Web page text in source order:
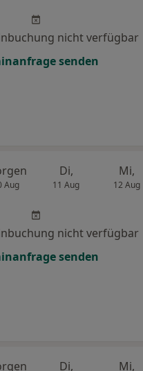
nicht verfügbar
senden
Aug
Di,
11 Aug
Mi,
12 Aug
nicht verfügbar
senden
Di, Mi,